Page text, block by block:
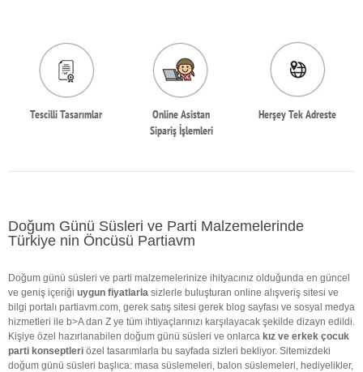
Tescilli Tasarımlar
Online Asistan
Sipariş İşlemleri
Herşey Tek Adreste
Doğum Günü Süsleri ve Parti Malzemelerinde
Türkiye nin Öncüsü Partiavm
Doğum günü süsleri ve parti malzemelerinize ihityacınız olduğunda en güncel
ve geniş içeriği uygun fiyatlarla sizlerle buluşturan online alışveriş sitesi ve
bilgi portalı partiavm.com, gerek satış sitesi gerek blog sayfası ve sosyal medya
hizmetleri ile b>A dan Z ye tüm ihtiyaçlarınızı karşılayacak şekilde dizayn edildi.
Kişiye özel hazırlanabilen doğum günü süsleri ve onlarca kız ve erkek çocuk
parti konseptleri özel tasarımlarla bu sayfada sizleri bekliyor. Sitemizdeki
doğum günü süsleri başlıca: masa süslemeleri, balon süslemeleri, hediyelikler,